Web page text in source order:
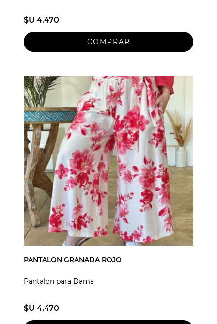
$U 4.470
PANTALON GRANADA ROJO
Pantalon para Dama
$U 4.470